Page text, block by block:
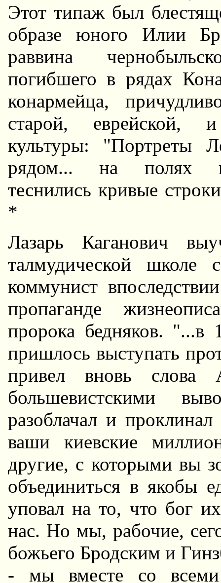
Этот типаж был
образе юного Илии
раввина
погибшего в рядах
конармейца,
старой, еврейской,
культуры: "Портреты
рядом... на полях
теснились кривые
*
Лазарь Каганович
талмудической школе
коммунист
пропаганде
пророка бедняков. "...в
пришлось выступать
привел вновь слова
большевистскими
разоблачал и
ваши киевские
другие, с которыми вы
объединиться в якобы
уповал на то, что бог
нас. Hо мы, рабочие,
божьего Бродским и
- мы вместе со всеми